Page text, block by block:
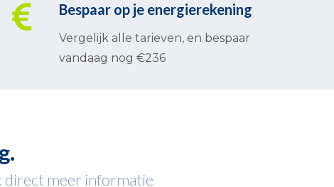
Bespaar op je energierekening
Vergelijk alle tarieven, en bespaar
vandaag nog €236
direct meer informatie